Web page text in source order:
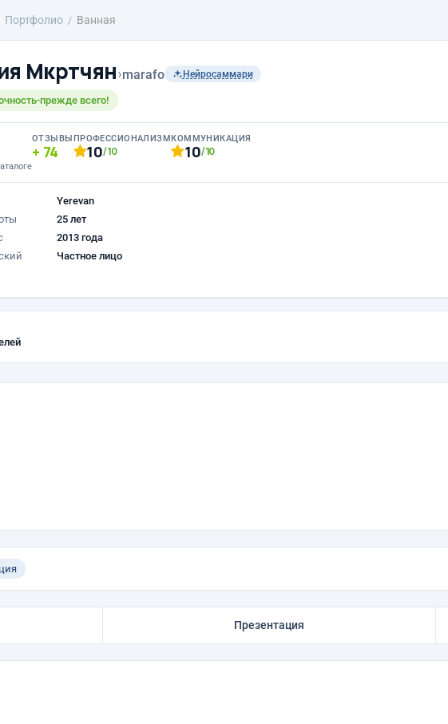
Портфолио Ванная
Мкртчян›marafo Нейросаммари
прежде всего!
ОТЗЫВЫ
74
ПРОФЕССИОНАЛИЗМ
10/10
КОММУНИКАЦИЯ
10/10
Yerevan
25 лет
2013 года
Частное лицо
Презентация